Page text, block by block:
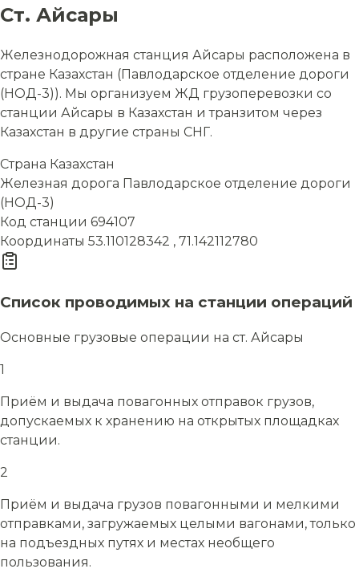
Ст. Айсары
Железнодорожная станция Айсары расположена в
стране Казахстан (Павлодарское отделение дороги
(НОД-3)). Мы организуем ЖД грузоперевозки со
станции Айсары в Казахстан и транзитом через
Казахстан в другие страны СНГ.
Страна Казахстан
Железная дорога Павлодарское отделение дороги
(НОД-3)
Код станции 694107
Координаты 53.110128342 , 71.142112780
Список проводимых на станции операций
Основные грузовые операции на ст. Айсары
1
Приём и выдача повагонных отправок грузов,
допускаемых к хранению на открытых площадках
станции.
2
Приём и выдача грузов повагонными и мелкими
отправками, загружаемых целыми вагонами, только
на подъездных путях и местах необщего
пользования.